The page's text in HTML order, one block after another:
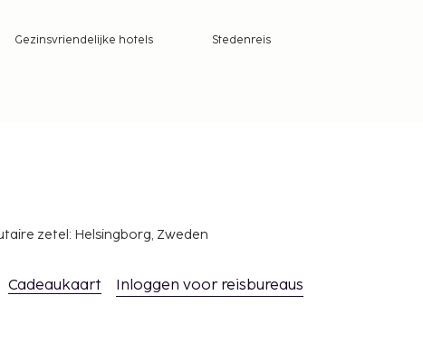
Gezinsvriendelijke hotels
Stedenreis
zetel: Helsingborg, Zweden
Cadeaukaart Inloggen voor reisbureaus